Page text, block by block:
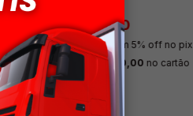
R$ 200,00
R$ 190,00com 5% offno pix
R$ 50,00 no cartão